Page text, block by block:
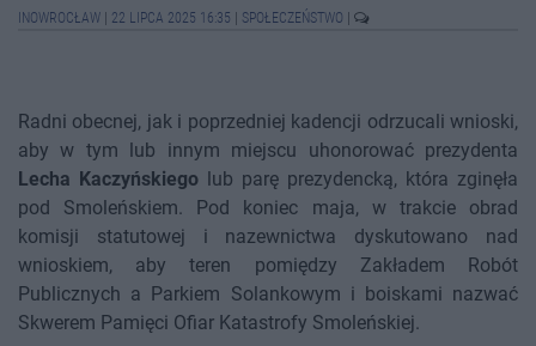
INOWROCŁAW 22 LIPCA 2025 16:35 SPOŁECZEŃSTWO
Radni obecnej, jak i poprzedniej kadencji odrzucali wnioski,
aby w tym lub innym miejscu uhonorować prezydenta
Lecha Kaczyńskiego lub parę prezydencką, która zginęła
pod Smoleńskiem. Pod koniec maja, w trakcie obrad
komisji statutowej i nazewnictwa dyskutowano nad
wnioskiem, aby teren pomiędzy Zakładem Robót
Publicznych a Parkiem Solankowym i boiskami nazwać
Skwerem Pamięci Ofiar Katastrofy Smoleńskiej.